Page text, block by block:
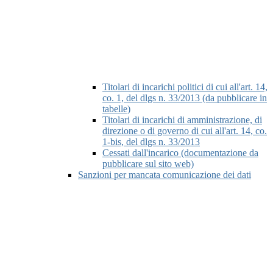
Titolari di incarichi politici di cui all'art. 14,
co. 1, del dlgs n. 33/2013 (da pubblicare in
tabelle)
Titolari di incarichi di amministrazione, di
direzione o di governo di cui all'art. 14, co.
1-bis, del dlgs n. 33/2013
Cessati dall'incarico (documentazione da
pubblicare sul sito web)
Sanzioni per mancata comunicazione dei dati